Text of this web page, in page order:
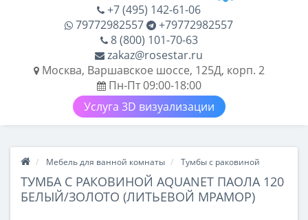
+7 (495) 142-61-06
79772982557
+79772982557
8 (800) 101-70-63
zakaz@rosestar.ru
Москва, Варшавское шоссе, 125Д, корп. 2
Пн-Пт 09:00-18:00
Услуга 3D визуализации
Мебель для ванной комнаты Тумбы с раковиной
ТУМБА С РАКОВИНОЙ AQUANET ПАОЛА 120
БЕЛЫЙ/ЗОЛОТО (ЛИТЬЕВОЙ МРАМОР)